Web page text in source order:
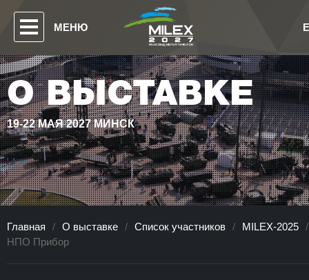
МЕНЮ
О ВЫСТАВКЕ
19-22 МАЯ 2027 МИНСК
Главная / О выставке / Список участников / MILEX-2025 /
НПО Прибор